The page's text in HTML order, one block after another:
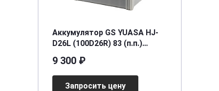
Аккумулятор GS YUASA HJ-
D26L (100D26R) 83 (п.п.)
9 300 ₽
Запросить цену